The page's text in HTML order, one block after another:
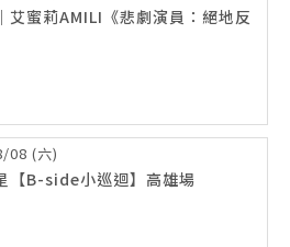
艾蜜莉AMILI《悲劇演員：絕地反
08 (六)
【B-side小巡迴】高雄場